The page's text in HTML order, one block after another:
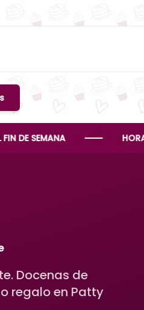
HORARIO
Docenas de
regalo en Patty